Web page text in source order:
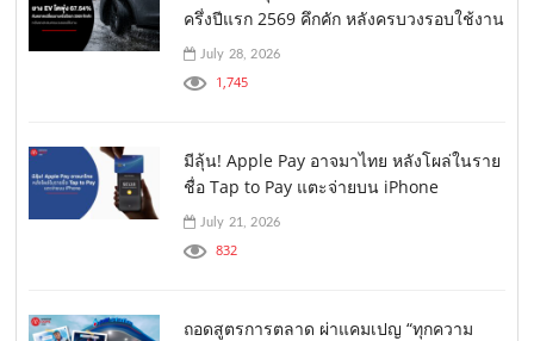
ครึ่งปีแรก 2569 คึกคัก หลังครบวงรอบใช้งาน
July 28, 2026
1,745
มีลุ้น! Apple Pay อาจมาไทย หลังโผล่ในราย
ชื่อ Tap to Pay แตะจ่ายบน iPhone
July 21, 2026
832
ถอดสูตรการตลาด ผ่าแคมเปญ “ทุกความ